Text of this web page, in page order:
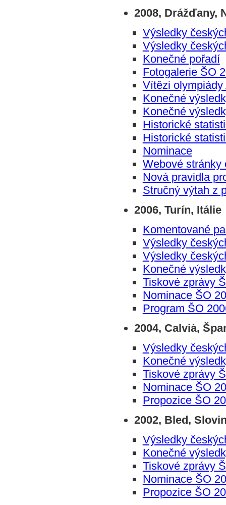
2008, Drážďany,
Výsledky
Výsledky
Konečné pořadí
Fotogalerie ŠO
Vítězi
Konečné
Konečné
Historické
Historické
Nominace
Webové stránky
Nová pravidla
Stručný výtah z
2006, Turín, Itálie
Komentované
Výsledky
Výsledky
Konečné
Tiskové zprávy
Nominace ŠO
Program ŠO
2004, Calvià,
Výsledky
Konečné
Tiskové zprávy
Nominace ŠO
Propozice ŠO
2002, Bled,
Výsledky
Konečné
Tiskové zprávy
Nominace ŠO
Propozice ŠO